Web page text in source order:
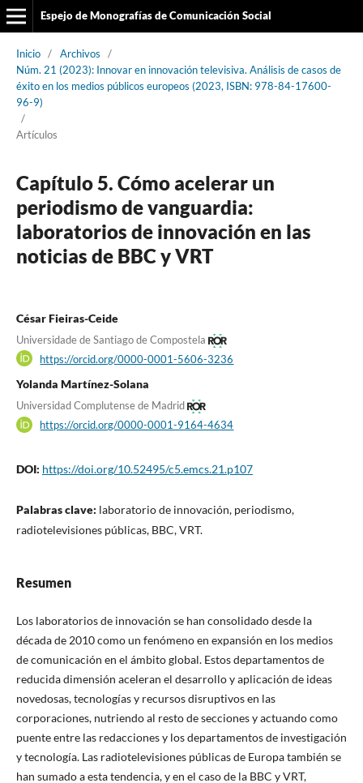
Espejo de Monografías de Comunicación Social
Inicio / Archivos
/
Núm. 21 (2023): Innovar en innovación televisiva. Análisis de casos de
éxito en los medios públicos europeos (2023, ISBN: 978-84-17600-
96-9)
/
Artículos
Capítulo 5. Cómo acelerar un
periodismo de vanguardia:
laboratorios de innovación en las
noticias de BBC y VRT
César Fieiras-Ceide
Universidade de Santiago de Compostela
https://orcid.org/0000-0001-5606-3236
Yolanda Martínez-Solana
Universidad Complutense de Madrid
https://orcid.org/0000-0001-9164-4634
DOI: https://doi.org/10.52495/c5.emcs.21.p107
Palabras clave: laboratorio de innovación, periodismo,
radiotelevisiones públicas, BBC, VRT.
Resumen
Los laboratorios de innovación se han consolidado desde la
década de 2010 como un fenómeno en expansión en los medios
de comunicación en el ámbito global. Estos departamentos de
reducida dimensión aceleran el desarrollo y aplicación de ideas
novedosas, tecnologías y recursos disruptivos en las
corporaciones, nutriendo al resto de secciones y actuando como
puente entre las redacciones y los departamentos de investigación
y tecnología. Las radiotelevisiones públicas de Europa también se
han sumado a esta tendencia, y en el caso de la BBC y VRT,